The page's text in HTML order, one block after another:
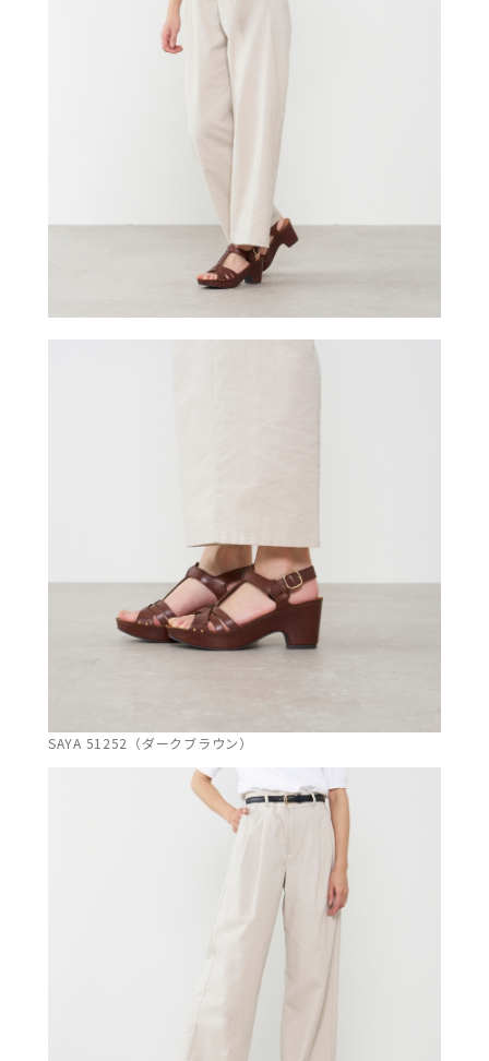
SAYA 51252（ダークブラウン）